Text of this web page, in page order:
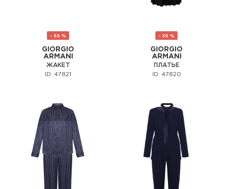
- 30 %
GIORGIO
ARMANI
ЖАКЕТ
ID: 47821
- 30 %
GIORGIO
ARMANI
ПЛАТЬЕ
ID: 47820